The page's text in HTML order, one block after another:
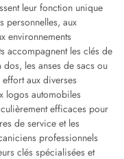
leur fonction unique
personnelles, aux
environnements
accompagnent les clés de
les anses de sacs ou
effort aux diverses
logos automobiles
efficaces pour
de service et les
professionnels
clés spécialisées et